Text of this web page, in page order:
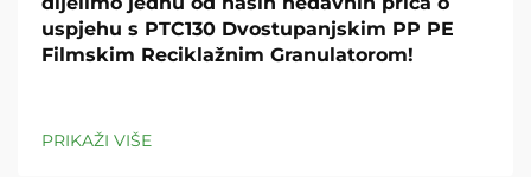
uspjehu s PTC130 Dvostupanjskim PP PE
Filmskim Reciklažnim Granulatorom!
PRIKAŽI VIŠE